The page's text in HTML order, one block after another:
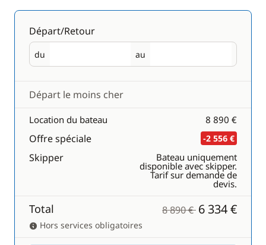
Départ/Retour
du
Départ au
Retour
Départ le moins cher
Location du bateau 8 890 €
Offre spéciale -2 556 €
Skipper Bateau uniquement
disponible avec skipper.
Tarif sur demande de
devis.
Total 8 890 € 6 334 €
Hors services obligatoires